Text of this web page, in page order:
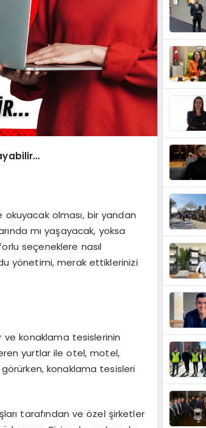
okuyacak olması, bir yandan
mı yaşayacak, yoksa
seçeneklere nasıl
yönetimi, merak ettiklerinizi
ve konaklama tesislerinin
yurtlar ile otel, motel,
konaklama tesisleri
tarafından ve özel şirketler